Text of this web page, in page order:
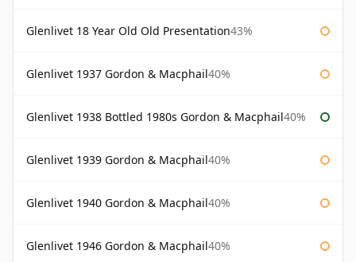
Glenlivet 18 Year Old Old Presentation43%
Glenlivet 1937 Gordon & Macphail40%
Glenlivet 1938 Bottled 1980s Gordon & Macphail40%
Glenlivet 1939 Gordon & Macphail40%
Glenlivet 1940 Gordon & Macphail40%
Glenlivet 1946 Gordon & Macphail40%